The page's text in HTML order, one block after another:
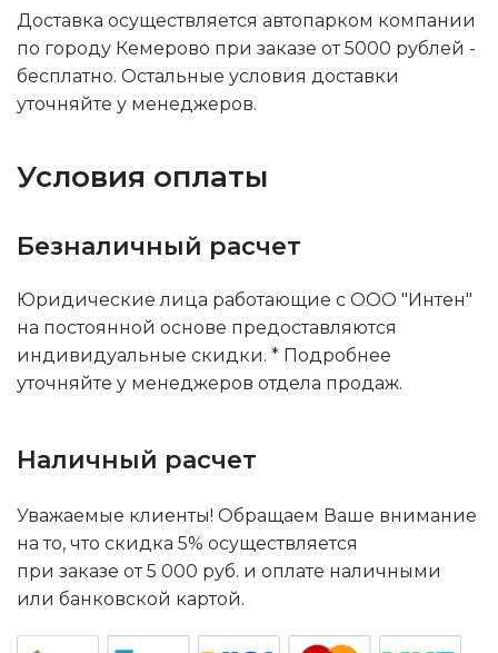
Доставка осуществляется автопарком компании
по городу Кемерово при заказе от 5000 рублей -
бесплатно. Остальные условия доставки
уточняйте у менеджеров.
Условия оплаты
Безналичный расчет
Юридические лица работающие с ООО "Интен"
на постоянной основе предоставляются
индивидуальные скидки. * Подробнее
уточняйте у менеджеров отдела продаж.
Наличный расчет
Уважаемые клиенты! Обращаем Ваше внимание
на то, что скидка 5% осуществляется
при заказе от 5 000 руб. и оплате наличными
или банковской картой.